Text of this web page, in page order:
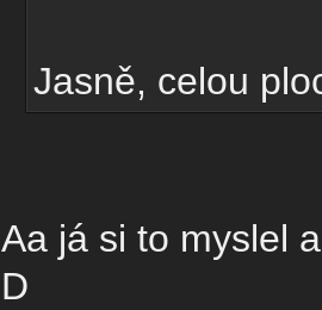
Jasně, celou
Aa já si to myslel
D